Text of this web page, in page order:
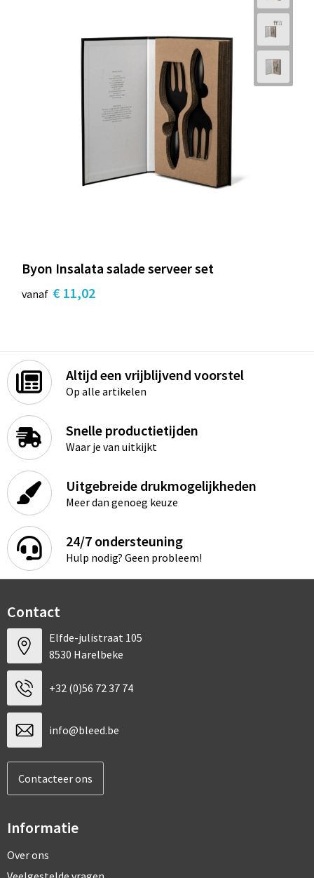
Byon Insalata salade serveer set
vanaf € 11,02
Altijd een vrijblijvend voorstel
Op alle artikelen
Snelle productietijden
Waar je van uitkijkt
Uitgebreide drukmogelijkheden
Meer dan genoeg keuze
24/7 ondersteuning
Hulp nodig? Geen probleem!
Contact
Elfde-julistraat 105
8530 Harelbeke
+32 (0)56 72 37 74
info@bleed.be
Contacteer ons
Informatie
Over ons